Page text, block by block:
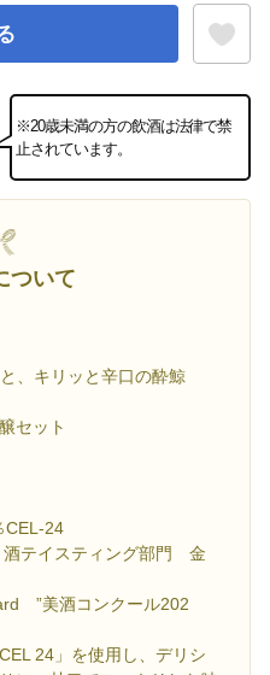
お気に入
※20歳未満の方の飲酒は法律で禁
止されています。
ついて
、キリッと辛口の酔鯨
セット
CEL-24
酒テイスティング部門 金
”美酒コンクール202
24」を使用し、デリシ